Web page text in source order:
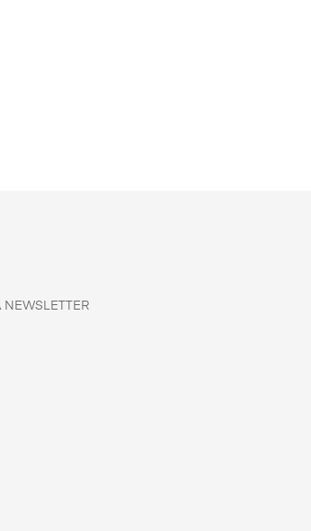
NEWSLETTER